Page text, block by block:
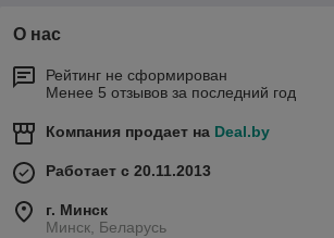
О нас
Рейтинг не сформирован
Менее 5 отзывов за последний год
Компания продает на Deal.by
Работает с 20.11.2013
г. Минск
Минск, Беларусь